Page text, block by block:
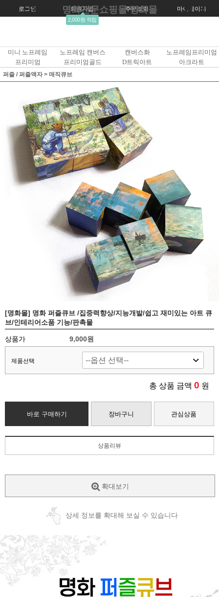
로그인 회원가입
2,000원 적립
주문조회 마이페이지
명화전문쇼핑몰 명화몰
미니 노프레임 노프레임 캔버스 캔버스화
노프레임프리미엄
프리미엄
프리미엄골드 D트릭아트 아크라트
퍼즐 / 퍼즐액자> 매직큐브
[명화몰] 명화 퍼즐큐브 /집중력향상/지능개발/쉽고 재미있는 아트 큐
브/인테리어소품 기능/판촉물
상품가 9,000원
제품선택
총 상품 금액 0 원
바로 구매하기 장바구니 관심상품
상품리뷰
확대보기
상세 정보를 확대해 보실 수 있습니다